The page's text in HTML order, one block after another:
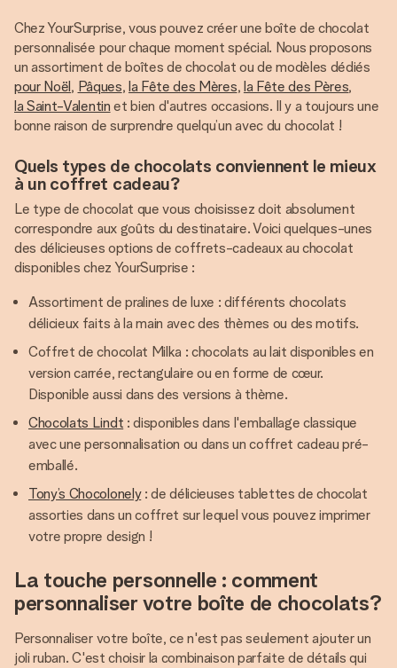
Chez YourSurprise, vous pouvez créer une boîte de chocolat
personnalisée pour chaque moment spécial. Nous proposons
un assortiment de boîtes de chocolat ou de modèles dédiés
pour Noël, Pâques, la Fête des Mères, la Fête des Pères,
la Saint-Valentin et bien d'autres occasions. Il y a toujours une
bonne raison de surprendre quelqu’un avec du chocolat !
Quels types de chocolats conviennent le mieux
à un coffret cadeau?
Le type de chocolat que vous choisissez doit absolument
correspondre aux goûts du destinataire. Voici quelques-unes
des délicieuses options de coffrets-cadeaux au chocolat
disponibles chez YourSurprise :
Assortiment de pralines de luxe : différents chocolats
délicieux faits à la main avec des thèmes ou des motifs.
Coffret de chocolat Milka : chocolats au lait disponibles en
version carrée, rectangulaire ou en forme de cœur.
Disponible aussi dans des versions à thème.
Chocolats Lindt : disponibles dans l'emballage classique
avec une personnalisation ou dans un coffret cadeau pré-
emballé.
Tony’s Chocolonely: de délicieuses tablettes de chocolat
assorties dans un coffret sur lequel vous pouvez imprimer
votre propre design !
La touche personnelle : comment
personnaliser votre boîte de chocolats?
Personnaliser votre boîte, ce n'est pas seulement ajouter un
joli ruban. C'est choisir la combinaison parfaite de détails qui